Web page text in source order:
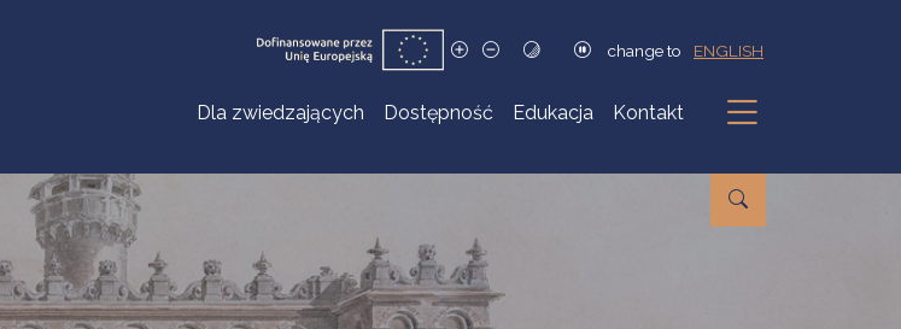
change to ENGLISH
Dla zwiedzających Dostępność Edukacja Kontakt
Podmenu